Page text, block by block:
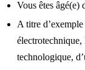
Vous êtes âgé(e)
A titre
technologique,